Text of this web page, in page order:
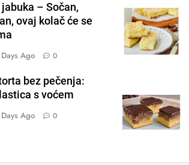
– Sočan,
ovaj kolač će se
Ago 0
bez pečenja:
s voćem
Ago 0